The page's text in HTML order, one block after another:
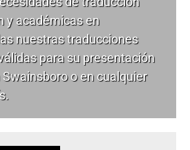
y académicas en
nuestras traducciones
para su presentación
Swainsboro o en cualquier